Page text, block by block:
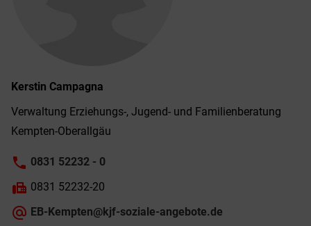
Kerstin Campagna
Verwaltung Erziehungs-, Jugend- und Familien­beratung
Kempten-­Ober­allgäu
phone 0831 52232 - 0
fax 0831 52232-20
alternate_email EB-Kempten@kjf-soziale-angebote.de